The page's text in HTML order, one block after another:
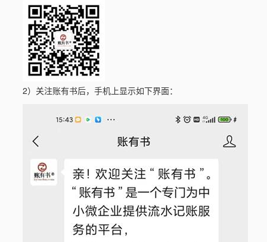
2）关注账有书后，手机上显示如下界面：